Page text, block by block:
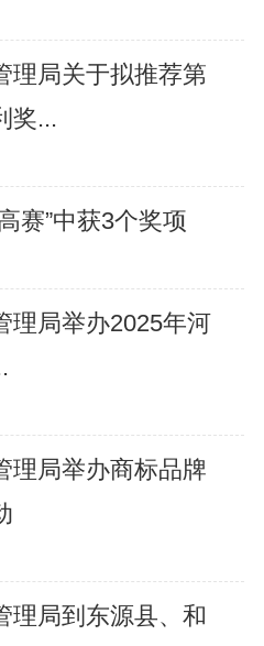
理局关于拟推荐第
奖...
赛”中获3个奖项
理局举办2025年河
理局举办商标品牌
理局到东源县、和